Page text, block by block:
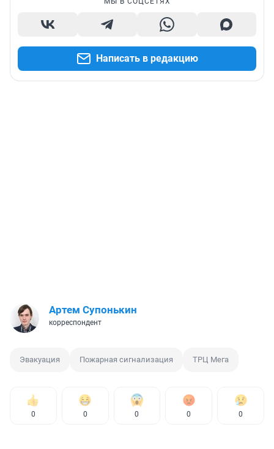
Написать в редакцию
Артем Супонькин
корреспондент
Эвакуация Пожарная сигнализация ТРЦ Мега
0 0 0 0 0